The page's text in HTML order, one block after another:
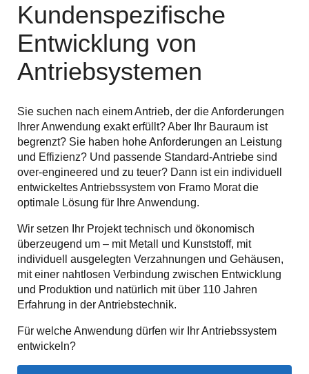
Kundenspezifische
Entwicklung von
Antriebsystemen
Sie suchen nach einem Antrieb, der die Anforderungen
Ihrer Anwendung exakt erfüllt? Aber Ihr Bauraum ist
begrenzt? Sie haben hohe Anforderungen an Leistung
und Effizienz? Und passende Standard-Antriebe sind
over-engineered und zu teuer? Dann ist ein individuell
entwickeltes Antriebssystem von Framo Morat die
optimale Lösung für Ihre Anwendung.
Wir setzen Ihr Projekt technisch und ökonomisch
überzeugend um – mit Metall und Kunststoff, mit
individuell ausgelegten Verzahnungen und Gehäusen,
mit einer nahtlosen Verbindung zwischen Entwicklung
und Produktion und natürlich mit über 110 Jahren
Erfahrung in der Antriebstechnik.
Für welche Anwendung dürfen wir Ihr Antriebssystem
entwickeln?